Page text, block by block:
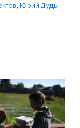
, Юрий Дудь